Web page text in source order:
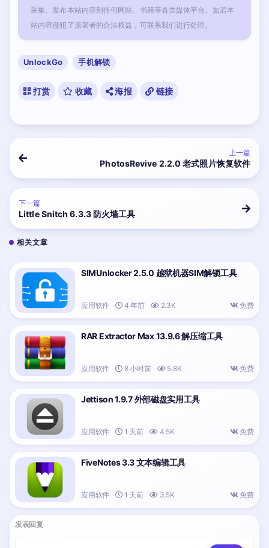
采集、发布本站内容到任何网站、书籍等各类媒体平台。如若本
站内容侵犯了原著者的合法权益，可联系我们进行处理。
UnlockGo 手机解锁
打赏 收藏 海报 链接
上一篇
PhotosRevive 2.2.0 老式照片恢复软件
下一篇
Little Snitch 6.3.3 防火墙工具
相关文章
SIMUnlocker 2.5.0 越狱机器SIM解锁工具
应用软件 4 年前 2.3K 免费
RAR Extractor Max 13.9.6 解压缩工具
应用软件 8 小时前 5.8K 免费
Jettison 1.9.7 外部磁盘实用工具
应用软件 1 天前 4.5K 免费
FiveNotes 3.3 文本编辑工具
应用软件 1 天前 3.5K 免费
发表回复